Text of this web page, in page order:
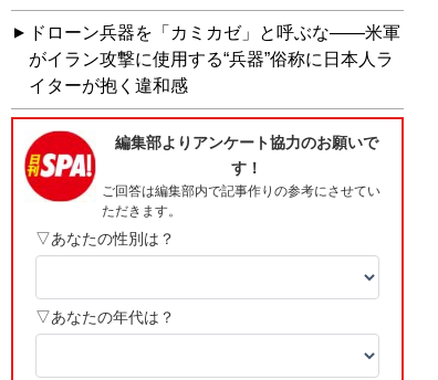
ドローン兵器を「カミカゼ」と呼ぶな——米軍
がイラン攻撃に使用する“兵器”俗称に日本人ラ
イターが抱く違和感